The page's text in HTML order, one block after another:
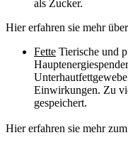
als Zucker.
Hier erfahren sie mehr
Fette Tierische und
Einwirkungen. Zu
gespeichert.
Hier erfahren sie mehr